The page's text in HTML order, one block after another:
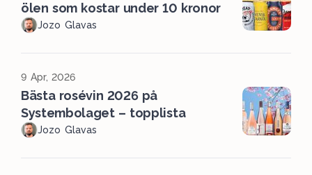
ölen som kostar under 10 kronor
Jozo Glavas
9 Apr, 2026
Bästa rosévin 2026 på
Systembolaget – topplista
Jozo Glavas